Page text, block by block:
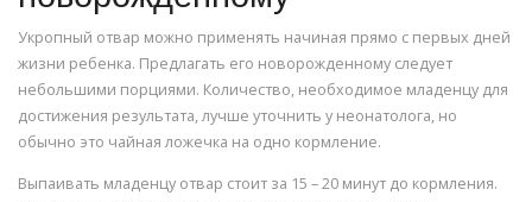
Укропный отвар можно применять начиная прямо с первых дней
жизни ребенка. Предлагать его новорожденному следует
небольшими порциями. Количество, необходимое младенцу для
достижения результата, лучше уточнить у неонатолога, но
обычно это чайная ложечка на одно кормление.
Выпаивать младенцу отвар стоит за 15 – 20 минут до кормления.